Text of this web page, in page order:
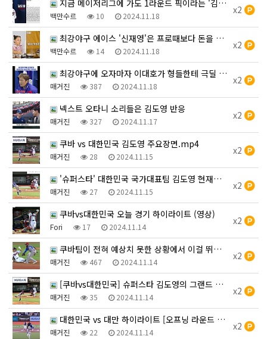
지금 메이저리그에 가도 1라운드 픽이라는 '김도영'에 대한…
백만수르 10 2024.11.18
x2
최강야구 에이스 '신재영'은 프로때보다 돈을 더 많이 받고…
백만수르 14 2024.11.18
x2
최강야구에 오자마자 이대호가 형들한테 극딜 박은 이유
매거진 387 2024.11.18
x2
넥스트 오타니 소리들은 김도영 반응
매거진 327 2024.11.17
x2
쿠바 vs 대한민국 김도영 주요장면.mp4
매거진 28 2024.11.15
x2
'슈퍼스타' 대한민국 국가대표팀 김도영 현재까지 활약상 모…
매거진 27 2024.11.15
x2
쿠바vs대한민국 오늘 경기 하이라이트 (영상)
Fori 17 2024.11.14
x2
쿠바팀이 전혀 예상치 못한 상황에서 이걸 뛰는 김도영 ㄷㄷ…
매거진 467 2024.11.14
x2
[쿠바vs대한민국] 슈퍼스타 김도영의 그랜드 슬램ㅅㅅㅅㅅㅅ…
매거진 35 2024.11.14
x2
대한민국 vs 대만 하이라이트 [오프닝 라운드 B조]
매거진 22 2024.11.14
x2